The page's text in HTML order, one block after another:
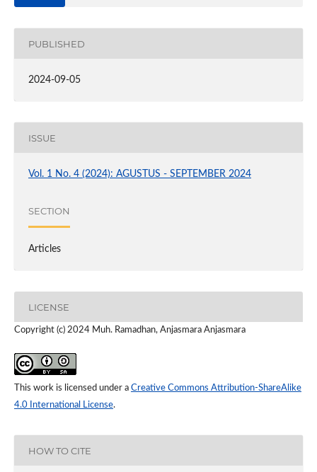
PUBLISHED
2024-09-05
ISSUE
Vol. 1 No. 4 (2024): AGUSTUS - SEPTEMBER 2024
SECTION
Articles
LICENSE
Copyright (c) 2024 Muh. Ramadhan, Anjasmara Anjasmara
This work is licensed under a Creative Commons Attribution-ShareAlike
4.0 International License.
HOW TO CITE